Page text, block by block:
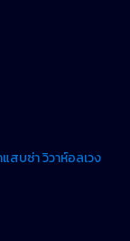
สบซ่า วิวาห์อลเวง